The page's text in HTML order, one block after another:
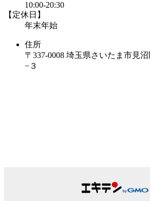
10:00-20:30
【定休日】
年末年始
住所
〒337-0008 埼玉県さいたま市見
−３